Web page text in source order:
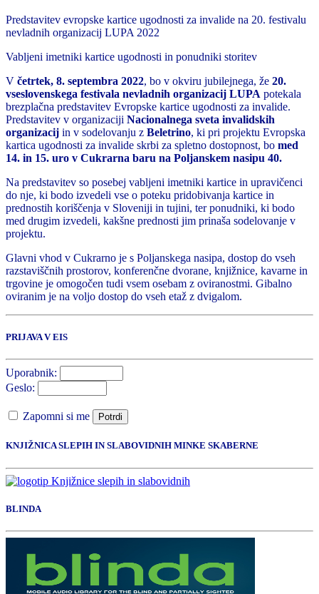
Predstavitev evropske kartice ugodnosti za invalide na 20. festivalu
nevladnih organizacij LUPA 2022
Vabljeni imetniki kartice ugodnosti in ponudniki storitev
V četrtek, 8. septembra 2022, bo v okviru jubilejnega, že 20.
vseslovenskega festivala nevladnih organizacij LUPA potekala
brezplačna predstavitev Evropske kartice ugodnosti za invalide.
Predstavitev v organizaciji Nacionalnega sveta invalidskih
organizacij in v sodelovanju z Beletrino, ki pri projektu Evropska
kartica ugodnosti za invalide skrbi za spletno dostopnost, bo med
14. in 15. uro v Cukrarna baru na Poljanskem nasipu 40.
Na predstavitev so posebej vabljeni imetniki kartice in upravičenci
do nje, ki bodo izvedeli vse o poteku pridobivanja kartice in
prednostih koriščenja v Sloveniji in tujini, ter ponudniki, ki bodo
med drugim izvedeli, kakšne prednosti jim prinaša sodelovanje v
projektu.
Glavni vhod v Cukrarno je s Poljanskega nasipa, dostop do vseh
razstaviščnih prostorov, konferenčne dvorane, knjižnice, kavarne in
trgovine je omogočen tudi vsem osebam z oviranostmi. Gibalno
oviranim je na voljo dostop do vseh etaž z dvigalom.
PRIJAVA V EIS
Uporabnik:
Geslo:
Zapomni si me Potrdi
KNJIŽNICA SLEPIH IN SLABOVIDNIH MINKE SKABERNE
BLINDA